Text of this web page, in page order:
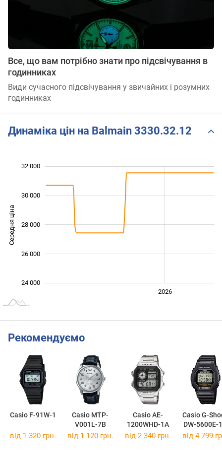
Все, що вам потрібно знати про підсвічування в
годинниках
Види сучасного підсвічування у звичайних і розумних
годинниках
Динаміка цін на Balmain 3330.32.12
Середня ціна 25 000
24 000
26 000
28 000
30 000
32 000
2026
Рекомендуємо
Casio F-91W-1
Casio MTP-
V001L-7B
Casio AE-
1200WHD-1A
Casio G-
DW-5600E-
від 1 320 грн. від 1 120 грн. від 2 340 грн. від 4 799